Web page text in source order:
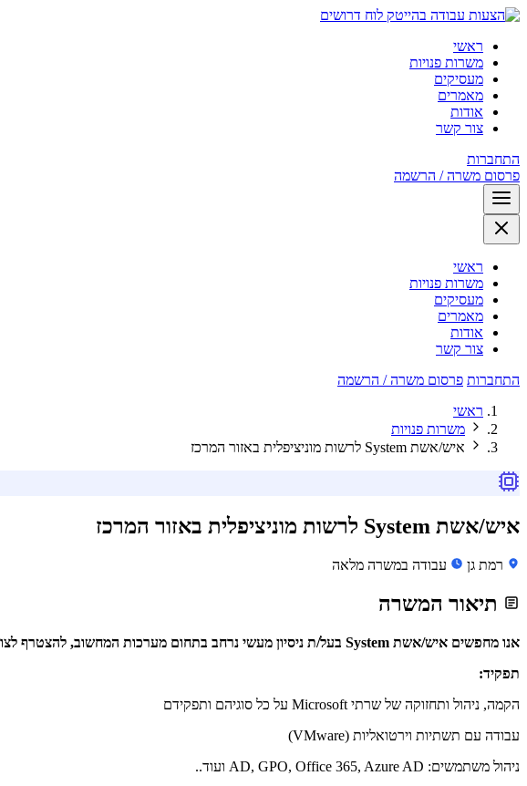
לוח דרושים
ראשי
משרות פנויות
מעסיקים
מאמרים
אודות
צור קשר
התחברות
פרסום משרה / הרשמה
ראשי
משרות פנויות
מעסיקים
מאמרים
אודות
צור קשר
התחברות פרסום משרה / הרשמה
ראשי
משרות פנויות
איש/אשת System לרשות מוניציפלית באזור המרכז
איש/אשת System לרשות מוניציפלית באזור המרכז
רמת גן עבודה במשרה מלאה
תיאור המשרה
אנו מחפשים איש/אשת System בעל/ת ניסיון מעשי נרחב בתחום מערכות המחשוב, להצטרף לצוות שלנו ברשות מוניציפלית באזור המרכז.
תפקיד:
הקמה, ניהול ותחזוקה של שרתי Microsoft על כל סוגיהם ותפקידם
עבודה עם תשתיות וירטואליות (VMware)
ניהול משתמשים: AD, GPO, Office 365, Azure AD ועוד..